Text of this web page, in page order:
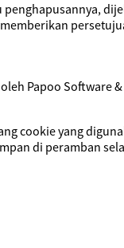
Papoo Software
cookie yang
di peramban